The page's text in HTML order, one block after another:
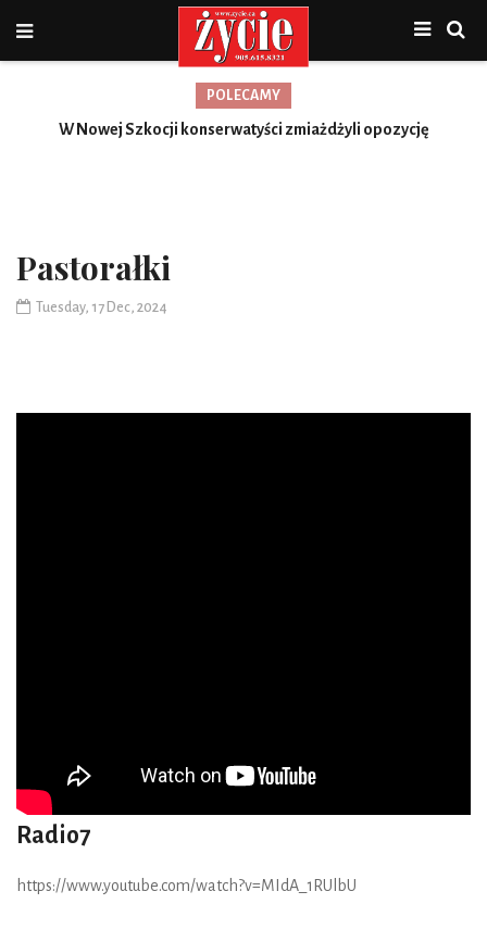
POLECAMY
W Nowej Szkocji konserwatyści zmiażdżyli opozycję
Pastorałki
Tuesday, 17 Dec, 2024
Radio7
https://www.youtube.com/watch?v=MIdA_1RUlbU